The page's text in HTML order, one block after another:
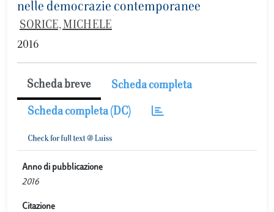
nelle democrazie contemporanee
SORICE, MICHELE
2016
Scheda breve Scheda completa
Scheda completa (DC)
Anno di pubblicazione
2016
Citazione